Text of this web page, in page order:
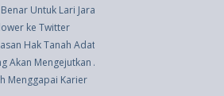
Untuk Lari Jarak Jauh
ke Twitter
Hak Tanah Adat
Akan Mengejutkan Anda
Menggapai Karier